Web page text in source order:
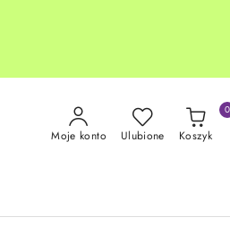
Moje konto Ulubione Koszyk
0